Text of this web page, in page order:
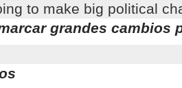
to make big political
grandes cambios